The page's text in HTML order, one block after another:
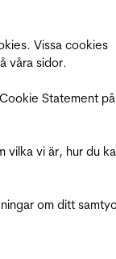
Vissa cookies
våra sidor.
Statement
vilka vi är, hur du
om ditt